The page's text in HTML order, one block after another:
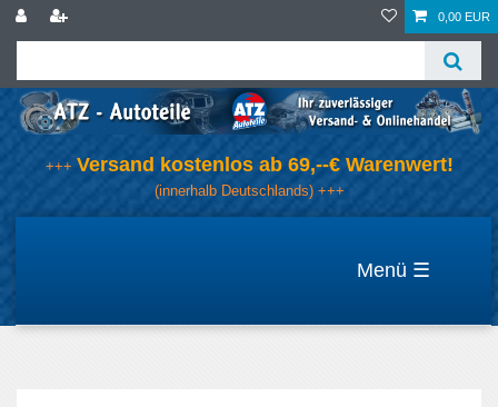
0,00 EUR
+++ Versand kostenlos ab 69,--€ Warenwert!
(innerhalb Deutschlands) +++
☰